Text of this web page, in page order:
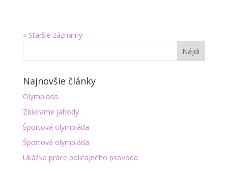
« Staršie záznamy
Najnovšie články
Olympiáda
Zbierame jahody
Športová olympiáda
Športová olympiáda
Ukážka práce policajného psovoda